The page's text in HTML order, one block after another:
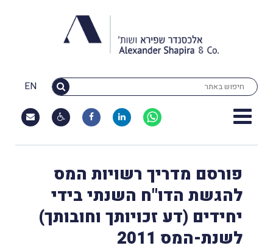
EN
פורסם מדריך רשויות המס
להגשת הדו"ח השנתי בידי
יחידים (דע זכויותך וחובותך)
לשנת-המס 2011